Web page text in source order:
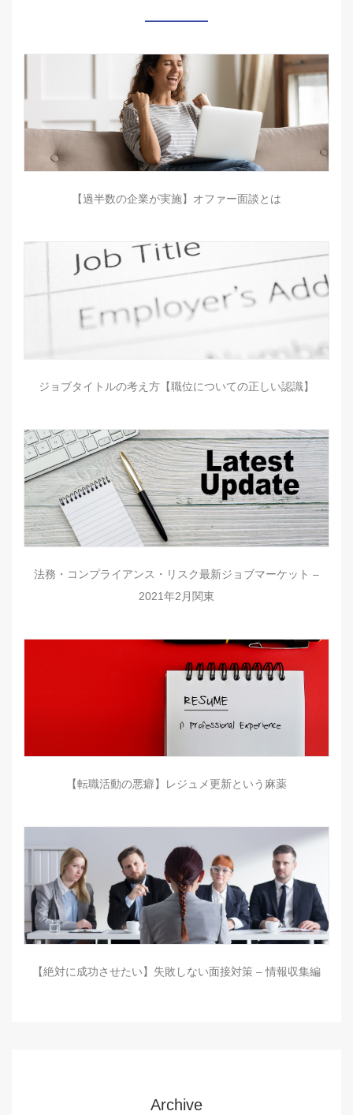
【過半数の企業が実施】オファー面談とは
ジョブタイトルの考え方【職位についての正しい認識】
法務・コンプライアンス・リスク最新ジョブマーケット –
2021年2月関東
【転職活動の悪癖】レジュメ更新という麻薬
【絶対に成功させたい】失敗しない面接対策 – 情報収集編
Archive